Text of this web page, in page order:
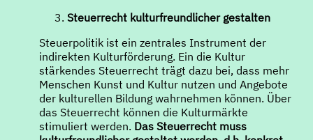
Steuerrecht kulturfreundlicher gestalten
Steuerpolitik ist ein zentrales Instrument der
indirekten Kulturförderung. Ein die Kultur
stärkendes Steuerrecht trägt dazu bei, dass mehr
Menschen Kunst und Kultur nutzen und Angebote
der kulturellen Bildung wahrnehmen können. Über
das Steuerrecht können die Kulturmärkte
stimuliert werden. Das Steuerrecht muss